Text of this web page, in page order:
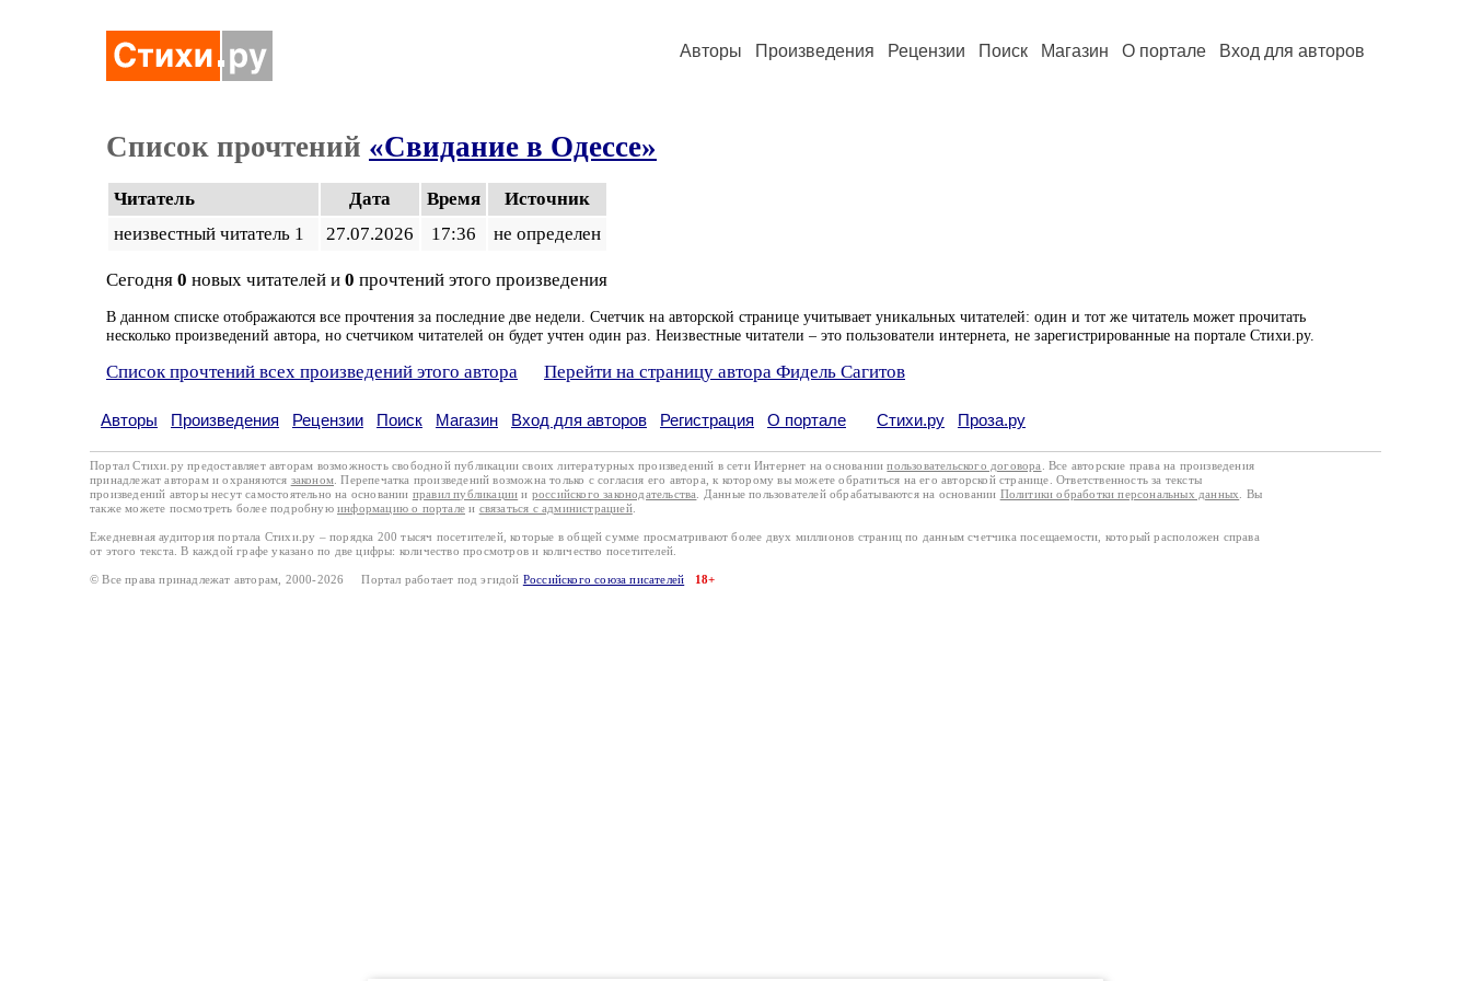
Авторы Произведения Рецензии Поиск Магазин О портале Вход для авторов
Список прочтений «Свидание в Одессе»
Читатель Дата Время
Источник
неизвестный читатель 1
27.07.2026 17:36 не определен
Сегодня 0 новых читателей и 0 прочтений этого произведения
В данном списке отображаются все прочтения за последние две недели. Счетчик на авторской странице учитывает уникальных читателей: один и тот же читатель может прочитать
несколько произведений автора, но счетчиком читателей он будет учтен один раз. Неизвестные читатели – это пользователи интернета, не зарегистрированные на портале Стихи.ру.
Список прочтений всех произведений этого автора Перейти на страницу автора Фидель Сагитов
Авторы Произведения Рецензии Поиск Магазин Вход для авторов Регистрация О портале Стихи.ру Проза.ру
Портал Стихи.ру предоставляет авторам возможность свободной публикации своих литературных произведений в сети Интернет на основаниипользовательского договора
. Все авторские права на произведения
принадлежат авторам и охраняются законом . Перепечатка произведений возможна только с согласия его автора, к которому вы можете обратиться на его авторской странице. Ответственность за тексты
произведений авторы несут самостоятельно на основании правил публикации и российского законодательства . Данные пользователей обрабатываются на основании Политики обработки персональных данных
. Вы
также можете посмотреть более подробную информацию о портале и связаться с администрацией.
Ежедневная аудитория портала Стихи.ру – порядка 200 тысяч посетителей, которые в общей сумме просматривают более двух миллионов страниц по данным счетчика посещаемости, который расположен справа
от этого текста. В каждой графе указано по две цифры: количество просмотров и количество посетителей.
© Все права принадлежат авторам, 2000-2026 Портал работает под эгидой Российского союза писателей 18+